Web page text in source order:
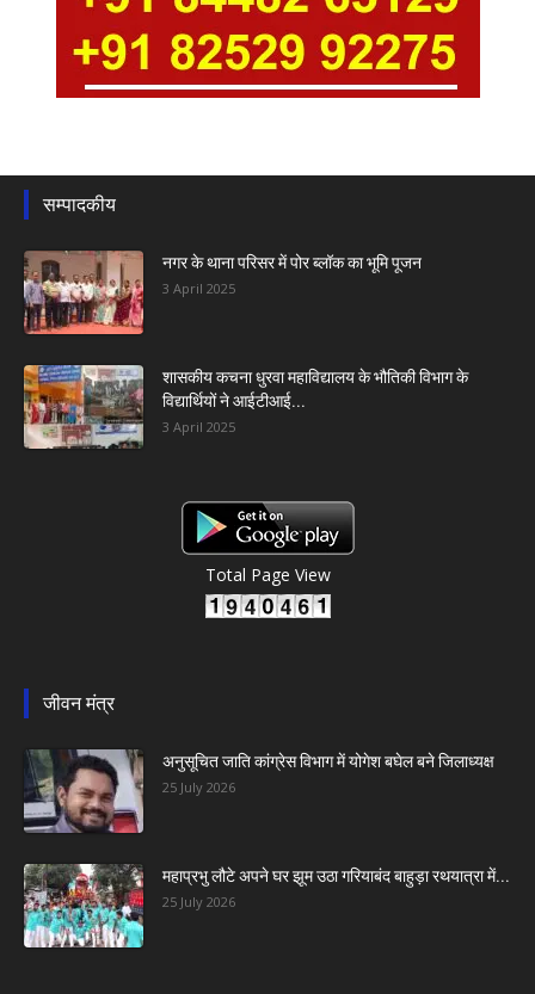
सम्पादकीय
नगर के थाना परिसर में पोर ब्लॉक का भूमि पूजन
3 April 2025
शासकीय कचना धुरवा महाविद्यालय के भौतिकी विभाग के
विद्यार्थियों ने आईटीआई...
3 April 2025
Total Page View
जीवन मंत्र
अनुसूचित जाति कांग्रेस विभाग में योगेश बघेल बने जिलाध्यक्ष
25 July 2026
महाप्रभु लौटे अपने घर झूम उठा गरियाबंद बाहुड़ा रथयात्रा में...
25 July 2026